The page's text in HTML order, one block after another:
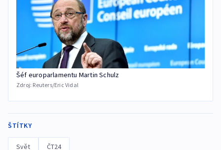
Šéf europarlamentu Martin Schulz
Zdroj: Reuters/Eric Vidal
ŠTÍTKY
Svět ČT24